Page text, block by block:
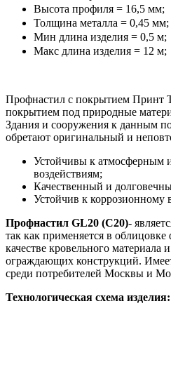
Высота профиля = 16,5 мм;
Толщина металла = 0,45 мм;
Мин длина изделия = 0,5 м;
Макс длина изделия = 12 м;
Профнастил с покрытием Принт
покрытием под природные
Здания и сооружения к данным
обретают оригинальный и
Устойчивы к атмосферным
воздействиям;
Качественный и
Устойчив к коррозионному
Профнастил GL20 (С20)-
так как применяется в
качестве кровельного материала
ограждающих конструкций.
среди потребителей Москвы и
Технологическая схема изделия: